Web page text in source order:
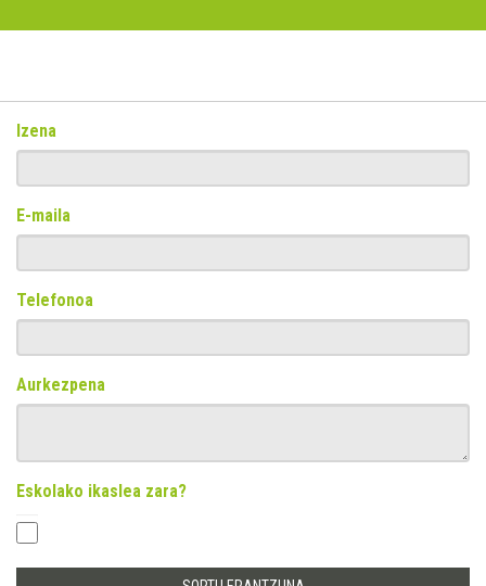
Izena
E-maila
Telefonoa
Aurkezpena
Eskolako ikaslea zara?